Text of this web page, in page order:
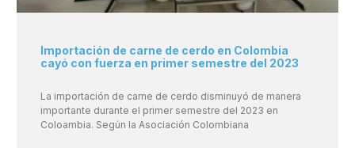
Importación de carne de cerdo en Colombia
cayó con fuerza en primer semestre del 2023
La importación de carne de cerdo disminuyó de manera
importante durante el primer semestre del 2023 en
Coloambia. Según la Asociación Colombiana